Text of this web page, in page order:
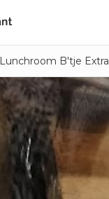
Lunchroom B'tje Extra